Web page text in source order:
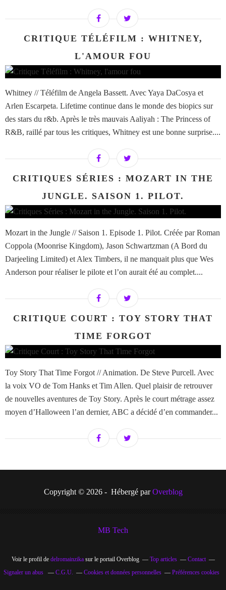
CRITIQUE TÉLÉFILM : WHITNEY,
L'AMOUR FOU
Whitney // Téléfilm de Angela Bassett. Avec Yaya DaCosya et
Arlen Escarpeta. Lifetime continue dans le monde des biopics sur
des stars du r&b. Après le très mauvais Aaliyah : The Princess of
R&B, raillé par tous les critiques, Whitney est une bonne surprise....
CRITIQUES SÉRIES : MOZART IN THE
JUNGLE. SAISON 1. PILOT.
Mozart in the Jungle // Saison 1. Episode 1. Pilot. Créée par Roman
Coppola (Moonrise Kingdom), Jason Schwartzman (A Bord du
Darjeeling Limited) et Alex Timbers, il ne manquait plus que Wes
Anderson pour réaliser le pilote et l’on aurait été au complet....
CRITIQUE COURT : TOY STORY THAT
TIME FORGOT
Toy Story That Time Forgot // Animation. De Steve Purcell. Avec
la voix VO de Tom Hanks et Tim Allen. Quel plaisir de retrouver
de nouvelles aventures de Toy Story. Après le court métrage assez
moyen d’Halloween l’an dernier, ABC a décidé d’en commander...
Copyright © 2026 - Hébergé parOverblog
MB Tech
Voir le profil de delromainzikasur le portail Overblog Top articles
Contact
Signaler un abus
C.G.U. Cookies et données personnelles Préférences cookies